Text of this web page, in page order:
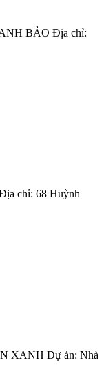
BẢO Địa chỉ:
chỉ: 68 Huỳnh
XANH Dự án: Nhà